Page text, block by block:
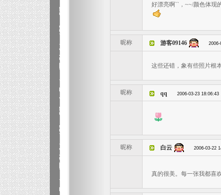
好漂亮啊``，~~/颜色体现
昵称 游客09146 2006-
这些还错，象有些照片根
昵称 qq 2006-03-23 18:06:43
昵称 白云 2006-03-22
真的很美。每一张我都喜